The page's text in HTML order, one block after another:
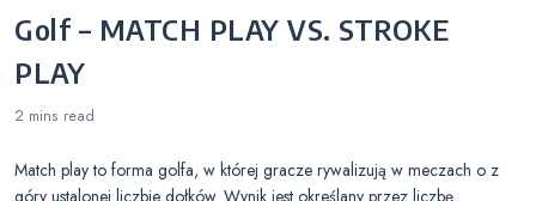
Golf – MATCH PLAY VS. STROKE
PLAY
2 mins read
Match play to forma golfa, w której gracze rywalizują w meczach o z
góry ustalonej liczbie dołków. Wynik jest określany przez liczbę